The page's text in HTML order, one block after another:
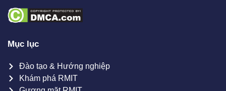
Mục lục
Đào tạo & Hướng nghiệp
Khám phá RMIT